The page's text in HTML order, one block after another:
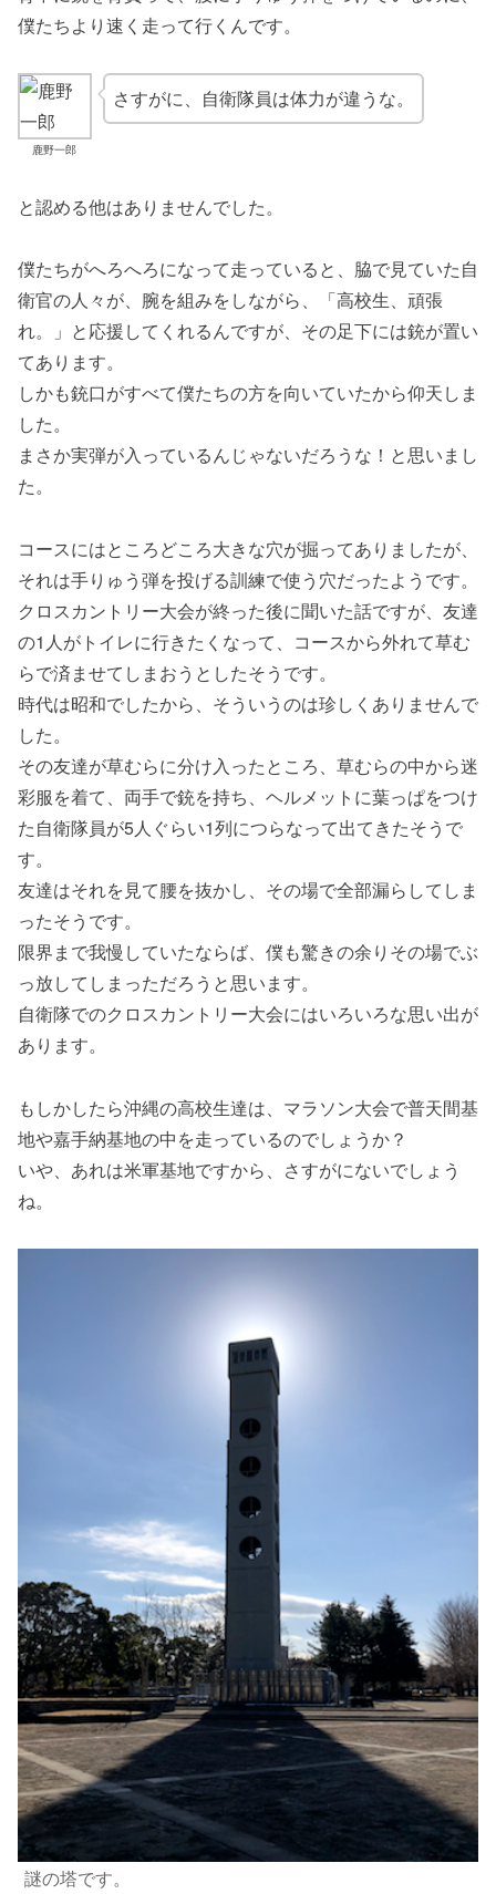
僕たちより速く走って行くんです。
鹿野一郎
さすがに、自衛隊員は体力が違うな。
と認める他はありませんでした。
僕たちがへろへろになって走っていると、脇で見ていた自
衛官の人々が、腕を組みをしながら、「高校生、頑張
れ。」と応援してくれるんですが、その足下には銃が置い
てあります。
しかも銃口がすべて僕たちの方を向いていたから仰天しま
した。
まさか実弾が入っているんじゃないだろうな！と思いまし
た。
コースにはところどころ大きな穴が掘ってありましたが、
それは手りゅう弾を投げる訓練で使う穴だったようです。
クロスカントリー大会が終った後に聞いた話ですが、友達
の1人がトイレに行きたくなって、コースから外れて草む
らで済ませてしまおうとしたそうです。
時代は昭和でしたから、そういうのは珍しくありませんで
した。
その友達が草むらに分け入ったところ、草むらの中から迷
彩服を着て、両手で銃を持ち、ヘルメットに葉っぱをつけ
た自衛隊員が5人ぐらい1列につらなって出てきたそうで
す。
友達はそれを見て腰を抜かし、その場で全部漏らしてしま
ったそうです。
限界まで我慢していたならば、僕も驚きの余りその場でぶ
っ放してしまっただろうと思います。
自衛隊でのクロスカントリー大会にはいろいろな思い出が
あります。
もしかしたら沖縄の高校生達は、マラソン大会で普天間基
地や嘉手納基地の中を走っているのでしょうか？
いや、あれは米軍基地ですから、さすがにないでしょう
ね。
謎の塔です。